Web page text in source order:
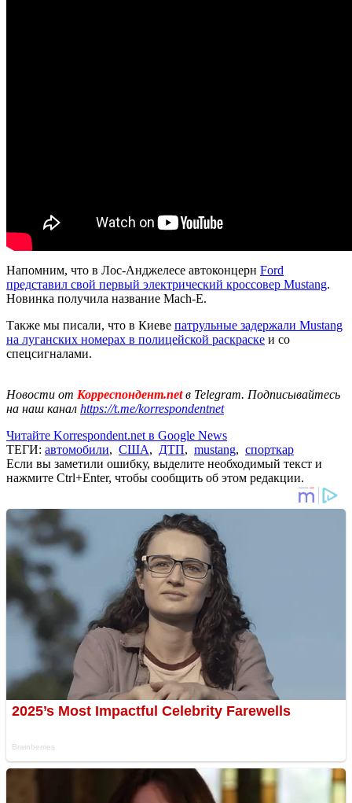
Напомним, что в Лос-Анджелесе автоконцерн Ford
представил свой первый электрический кроссовер Mustang.
Новинка получила название Mach-E.
Также мы писали, что в Киеве патрульные задержали Mustang
на луганских номерах в полицейской раскраске и со
спецсигналами.
Новости от Корреспондент.netв Telegram. Подписывайтесь
на наш канал https://t.me/korrespondentnet
Читайте Korrespondent.net в Google News
ТЕГИ: автомобили, США, ДТП, mustang, спорткар
Если вы заметили ошибку, выделите необходимый текст и
нажмите Ctrl+Enter, чтобы сообщить об этом редакции.